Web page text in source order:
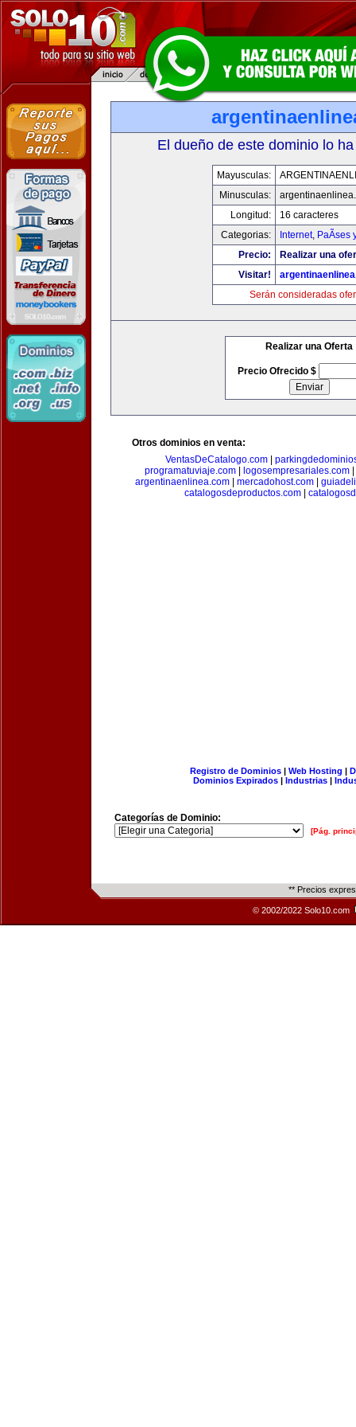
El dueño de este dominio lo
Mayusculas:
Minusculas:
Longitud:
16 caracteres
Categorias:
Internet, PaÃ­ses
Precio:
Realizar una
Visitar!
Serán consideradas
Realizar una Oferta
Precio Ofrecido $
Otros dominios en venta:
VentasDeCatalogo.com|
programatuviaje.com| logosempresariales.com|
argentinaenlinea.com| mercadohost.com|
catalogosdeproductos.com
Registro de Dominios| Web Hosting |
Dominios Expirados | Industrias |
Categorías de Dominio:
[Pág.
** Precios
© 2002/2022 Solo10.com